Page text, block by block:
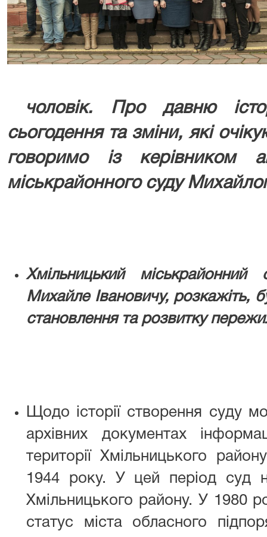
чоловік. Про давню
сьогодення та зміни, які
говоримо із керівником
міськрайонного суду
Хмільницький
Михайле Івановичу, розкажіть,
становлення та розвитку
Щодо історії створення суду
архівних документах
території Хмільницького
1944 року. У цей період суд
Хмільницького району. У 1980
статус міста обласного